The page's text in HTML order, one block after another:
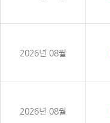
2026년 08월
2026년 08월